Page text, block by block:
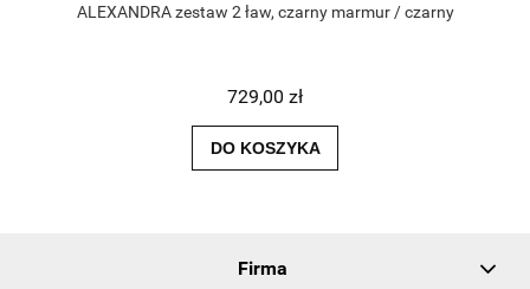
ALEXANDRA zestaw 2 ław, czarny marmur / czarny
729,00 zł
DO KOSZYKA
Firma